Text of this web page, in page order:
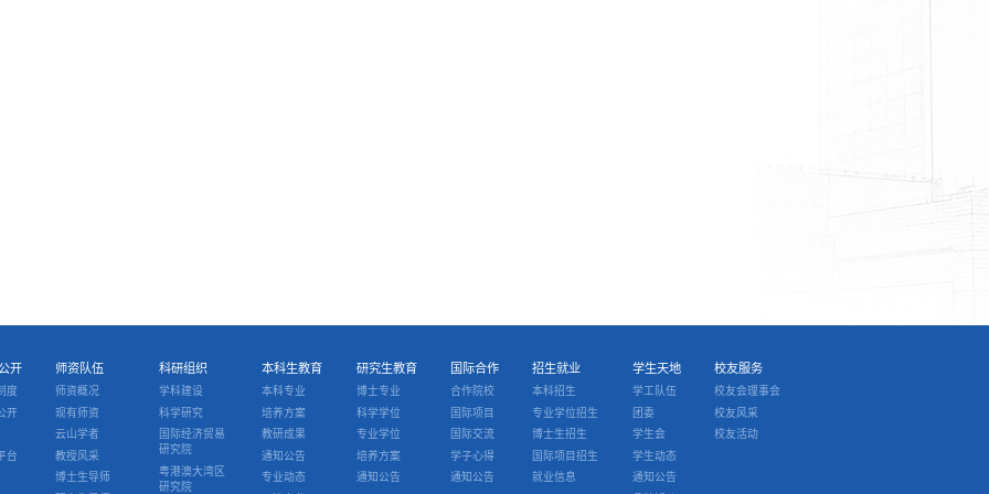
开
度
开
台
师资队伍
师资概况
现有师资
云山学者
教授风采
博士生导师
科研组织
学科建设
科学研究
国际经济贸易
研究院
粤港澳大湾区
研究院
本科生教育
本科专业
培养方案
教研成果
通知公告
专业动态
研究生教育
博士专业
科学学位
专业学位
培养方案
通知公告
国际合作
合作院校
国际项目
国际交流
学子心得
通知公告
招生就业
本科招生
专业学位招生
博士生招生
国际项目招生
就业信息
学生天地
学工队伍
团委
学生会
学生动态
通知公告
校友服务
校友会理事会
校友风采
校友活动